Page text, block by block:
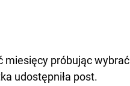
miesięcy próbując
udostępniła post.